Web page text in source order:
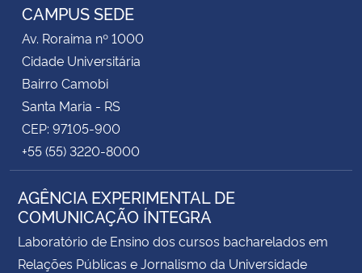
CAMPUS SEDE
Av. Roraima nº 1000
Cidade Universitária
Bairro Camobi
Santa Maria - RS
CEP: 97105-900
+55 (55) 3220-8000
AGÊNCIA EXPERIMENTAL DE
COMUNICAÇÃO ÍNTEGRA
Laboratório de Ensino dos cursos bacharelados em
Relações Públicas e Jornalismo da Universidade